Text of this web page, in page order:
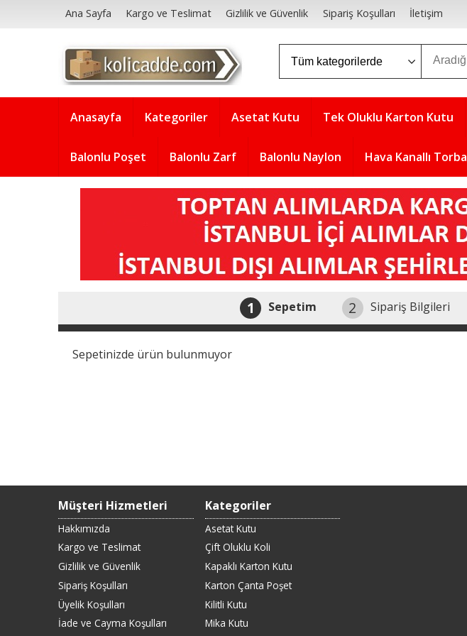
Ana Sayfa Kargo ve Teslimat Gizlilik ve Güvenlik Sipariş Koşulları İletişim
Anasayfa Kategoriler Asetat Kutu Tek Oluklu Karton Kutu
Balonlu Poşet Balonlu Zarf Balonlu Naylon Hava Kanallı Torba
1 Sepetim 2 Sipariş Bilgileri
Sepetinizde ürün bulunmuyor
Müşteri Hizmetleri
Hakkımızda
Kargo ve Teslimat
Gizlilik ve Güvenlik
Sipariş Koşulları
Üyelik Koşulları
İade ve Cayma Koşulları
Kategoriler
Asetat Kutu
Çift Oluklu Koli
Kapaklı Karton Kutu
Karton Çanta Poşet
Kilitli Kutu
Mika Kutu